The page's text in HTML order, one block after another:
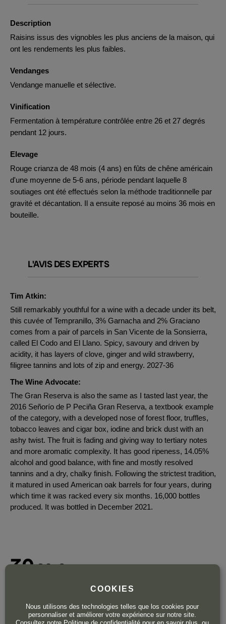
Description
Raisins issus des vignobles les plus anciens de la maison, qui
ont les rendements les plus faibles.
Vendanges
Vendange manuelle et sélective.
Vinification
Fermentation à température contrôlée entre 26 et 27 degrés
pendant 12 jours.
Elevage
Rouge crianza de 48 mois (4 ans) en fûts de chêne américain
d'une moyenne de 5-6 ans, période pendant laquelle 8
soutiages ont été effectués selon la méthode traditionnelle par
gravité et décantation. Il a ensuite reposé au moins 36 mois en
bouteille.
L'AVIS DES EXPERTS
Tim Atkin:
Still remarkably youthful for a wine with a decade under its belt,
this cuvée of Tempranillo, 3% Garnacha and 2% Graciano
comes from a pair of parcels in San Vicente de la Sonsierra,
called El Codo and El Llano. Spicy, savoury and driven by
acidity, it has layers of clove, ginger and wild strawberry,
filigree tannins and lots of zip and energy. 2027-36
The Wine Advocate:
The Gran Reserva is also the same as I tasted last year, the
2016 Señorío de P Peciña Gran Reserva, a textbook example
of the category, with a developed nose of forest floor, truffles,
tobacco leaves and cigar box, iodine and brick dust with an
ashy twist. The fruit is fading and giving way to tertiary notes
and more aromatic complexity. It has good ripeness, 14.05%
alcohol and good balance, with fine and mostly resolved
tannins and a dry, chalky finish. Following the strictest tradition,
it matured in used American oak barrels for four years, during
which time it was racked every six months. 16,000 bottles
produced. It was bottled in December 2021.
30,90 €
| 41,20 € / LitreCOOKIES
Nous utilisons des technologies telles que los cookies pour
personnaliser et améliorer votre expérience sur notre site.